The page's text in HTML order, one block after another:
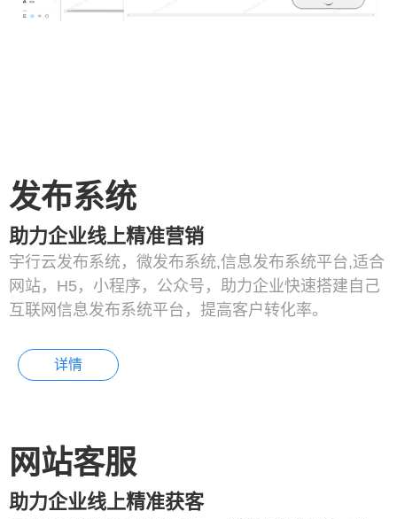
发布系统
助力企业线上精准营销
宇行云发布系统，微发布系统,信息发布系统平台,适合
网站，H5，小程序，公众号，助力企业快速搭建自己
互联网信息发布系统平台，提高客户转化率。
详情
网站客服
助力企业线上精准获客